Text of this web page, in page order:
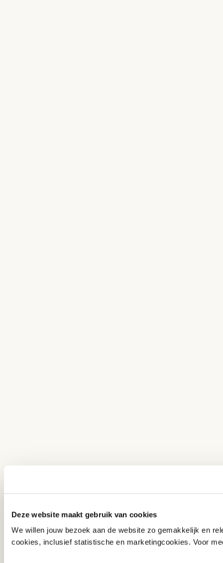
Deze website maakt gebruik van cookies
We willen jouw bezoek aan de website zo gemakkelijk en
cookies, inclusief statistische en marketingcookies. Voor